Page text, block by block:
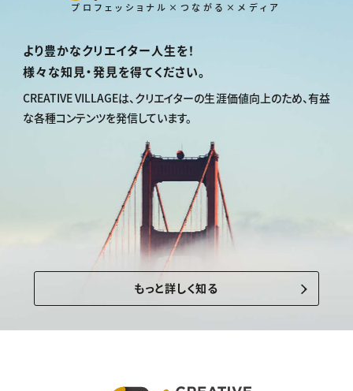
プロフェッショナル×つながる×メディア
より豊かなクリエイター人生を！
様々な知見・発見を得てください。
CREATIVE VILLAGEは、 クリエイターの生涯価値向上のため、有益
な各種コンテンツを発信しています。
もっと詳しく知る